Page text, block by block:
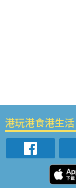
港玩港食港生活